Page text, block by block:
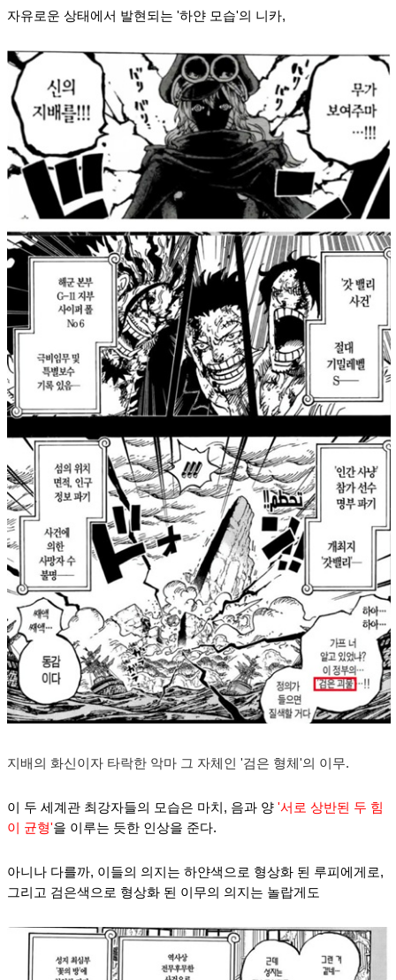
자유로운 상태에서 발현되는 '하얀 모습'의 니카,
지배의 화신이자 타락한 악마 그 자체인 '검은 형체'의 이무.
이 두 세계관 최강자들의 모습은 마치, 음과 양 '서로 상반된 두 힘
이 균형'을 이루는 듯한 인상을 준다.
아니나 다를까, 이들의 의지는 하얀색으로 형상화 된 루피에게로,
그리고 검은색으로 형상화 된 이무의 의지는 놀랍게도